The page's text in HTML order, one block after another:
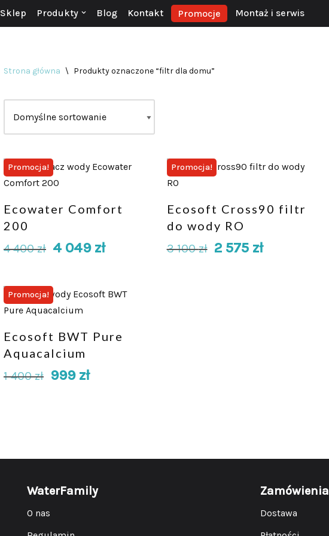
Sklep Produkty Blog Kontakt Promocje Montaż i serwis
Strona główna \ Produkty oznaczone “filtr dla domu”
Promocja!
Ecowater Comfort
200
4 400zł 4 049 zł
Promocja!
Ecosoft Cross90 filtr
do wody RO
3 100zł 2 575 zł
Promocja!
Ecosoft BWT Pure
Aquacalcium
1 400zł 999 zł
WaterFamily
O nas
Zamówienia
Dostawa